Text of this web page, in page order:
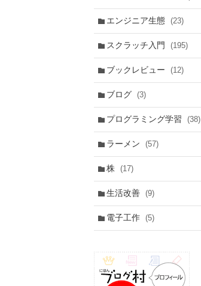
エンジニア生態 (23)
スクラッチ入門 (195)
ブックレビュー (12)
ブログ (3)
プログラミング学習 (38)
ラーメン (57)
株 (17)
生活改善 (9)
電子工作 (5)